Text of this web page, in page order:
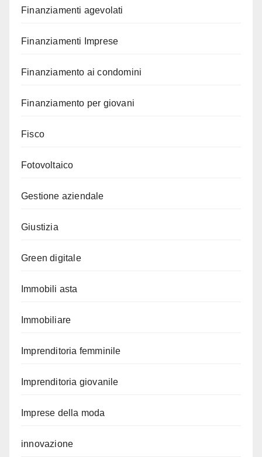
Finanziamenti agevolati
Finanziamenti Imprese
Finanziamento ai condomini
Finanziamento per giovani
Fisco
Fotovoltaico
Gestione aziendale
Giustizia
Green digitale
Immobili asta
Immobiliare
Imprenditoria femminile
Imprenditoria giovanile
Imprese della moda
innovazione